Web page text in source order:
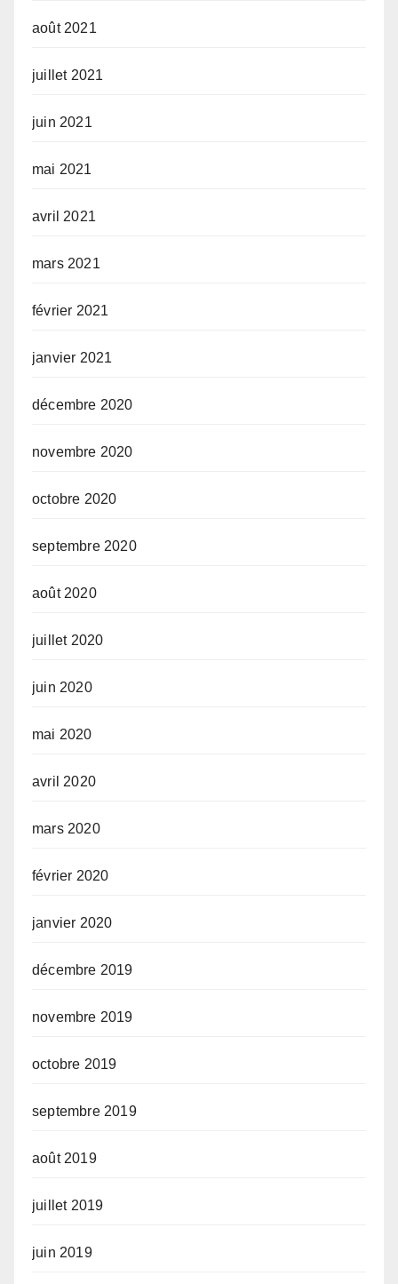
août 2021
juillet 2021
juin 2021
mai 2021
avril 2021
mars 2021
février 2021
janvier 2021
décembre 2020
novembre 2020
octobre 2020
septembre 2020
août 2020
juillet 2020
juin 2020
mai 2020
avril 2020
mars 2020
février 2020
janvier 2020
décembre 2019
novembre 2019
octobre 2019
septembre 2019
août 2019
juillet 2019
juin 2019